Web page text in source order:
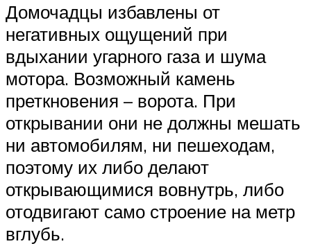
Домочадцы избавлены от
негативных ощущений при
вдыхании угарного газа и шума
мотора. Возможный камень
преткновения – ворота. При
открывании они не должны мешать
ни автомобилям, ни пешеходам,
поэтому их либо делают
открывающимися вовнутрь, либо
отодвигают само строение на метр
вглубь.